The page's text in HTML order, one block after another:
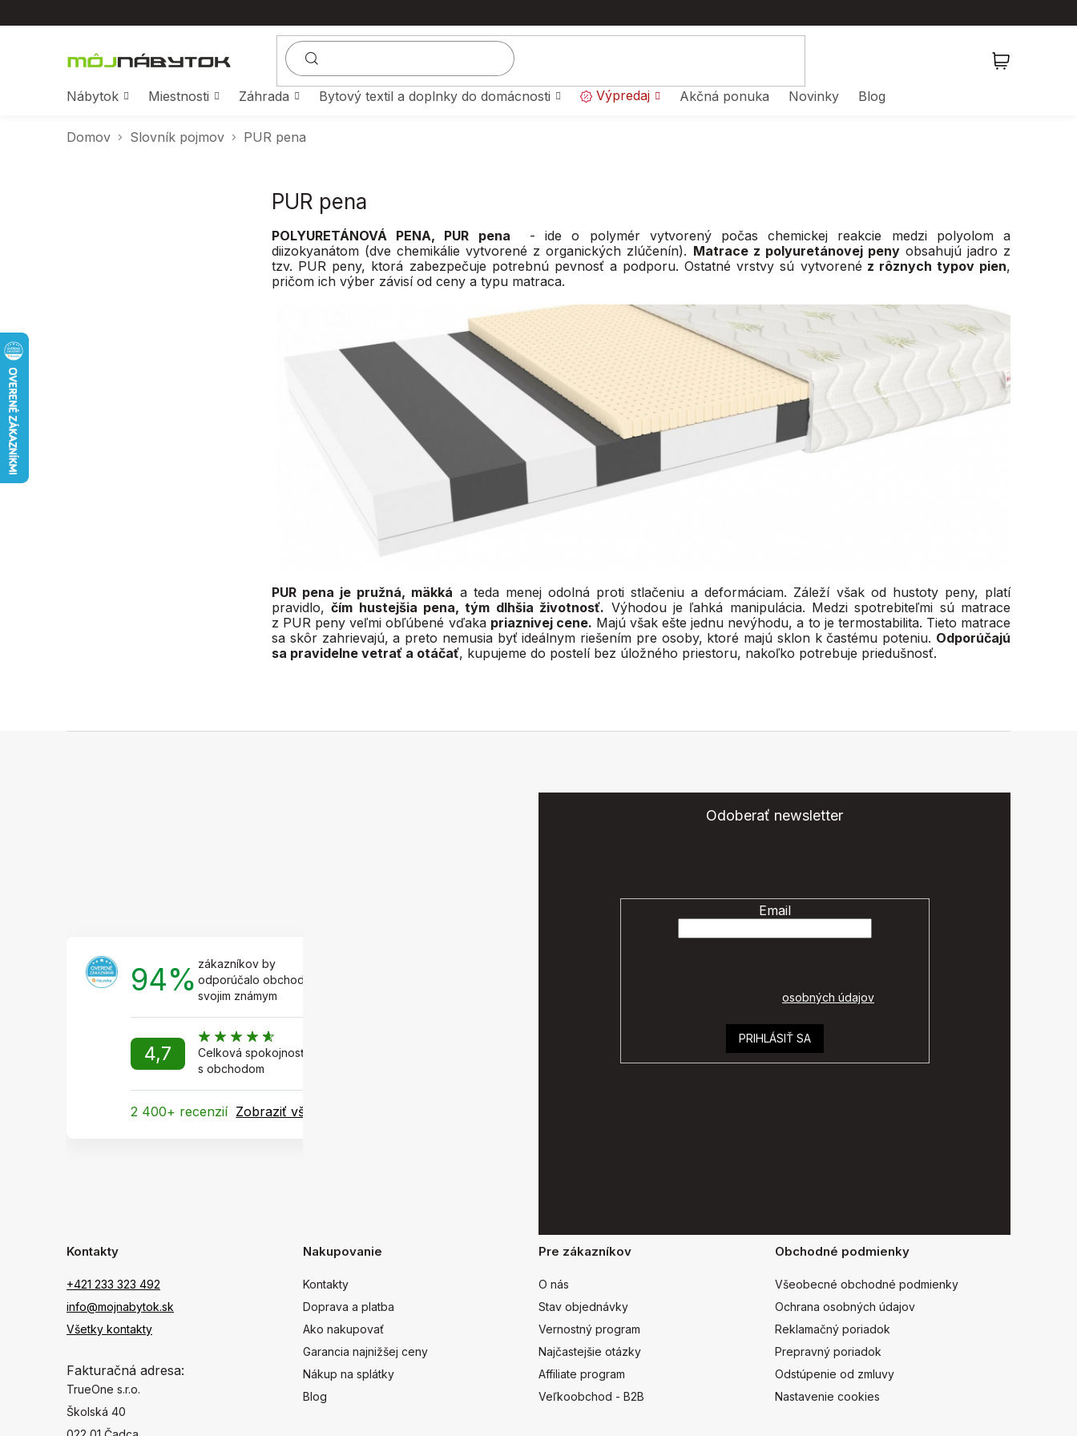
na
Nábytok
Miestnosti Záhrada Bytový textil a doplnky do domácnosti Výpredaj Akčná ponuka Novinky Blog
Domov Slovník pojmov PUR pena
PUR pena
POLYURETÁNOVÁ PENA, PUR pena - ide o polymér vytvorený počas chemickej reakcie medzi polyolom a
diizokyanátom (dve chemikálie vytvorené z organických zlúčenín). Matrace z polyuretánovej penyobsahujú jadro z
tzv. PUR peny, ktorá zabezpečuje potrebnú pevnosť a podporu. Ostatné vrstvy sú vytvorené z rôznych typov pien,
pričom ich výber závisí od ceny a typu matraca.
PUR pena je pružná, mäkká a teda menej odolná proti stlačeniu a deformáciam. Záleží však od hustoty peny, platí
pravidlo,čím hustejšia pena, tým dlhšia životnosť. Výhodou je ľahká manipulácia. Medzi spotrebiteľmi sú matrace
z PUR peny veľmi obľúbené vďaka priaznivej cene. Majú však ešte jednu nevýhodu, a to je termostabilita. Tieto matrace
sa skôr zahrievajú, a preto nemusia byť ideálnym riešením pre osoby, ktoré majú sklon k častému poteniu. Odporúčajú
sa pravidelne vetrať a otáčať, kupujeme do postelí bez úložného priestoru, nakoľko potrebuje priedušnosť.
94% zákazníkov by
odporúčalo obchod
svojim známym
4,7
Celková spokojnosť
s obchodom
2 400+ recenzií Zobraziť všetky
Odoberať newsletter
Email
osobných údajov
PRIHLÁSIŤ SA
Kontakty
+421 233 323 492
info@mojnabytok.sk
Všetky kontakty
Fakturačná adresa:
TrueOne s.r.o.
Školská 40
Nakupovanie
Kontakty
Doprava a platba
Ako nakupovať
Garancia najnižšej ceny
Nákup na splátky
Blog
Pre zákazníkov
O nás
Stav objednávky
Vernostný program
Najčastejšie otázky
Affiliate program
Veľkoobchod - B2B
Obchodné podmienky
Všeobecné obchodné podmienky
Ochrana osobných údajov
Reklamačný poriadok
Prepravný poriadok
Odstúpenie od zmluvy
Nastavenie cookies